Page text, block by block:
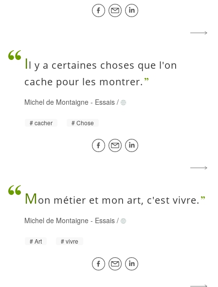
Il y a certaines choses que l'on
cache pour les montrer.
Michel de Montaigne - Essais /
cacher Chose
Mon métier et mon art, c'est vivre.
Michel de Montaigne - Essais /
Art vivre